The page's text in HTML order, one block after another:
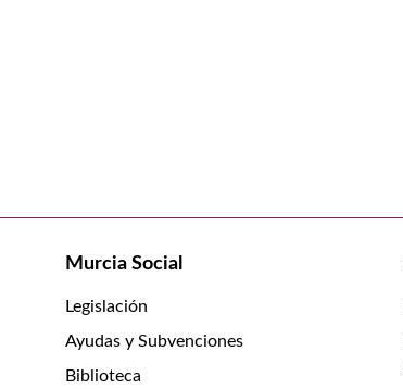
Murcia Social
Legislación
Ayudas y Subvenciones
Biblioteca